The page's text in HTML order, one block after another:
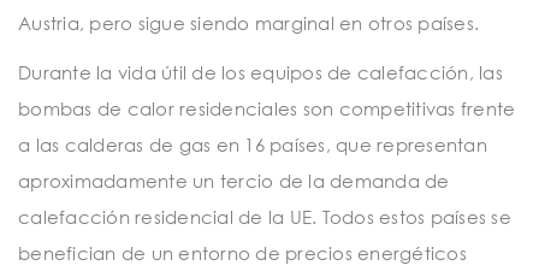
Austria, pero sigue siendo marginal en otros países.
Durante la vida útil de los equipos de calefacción, las
bombas de calor residenciales son competitivas frente
a las calderas de gas en 16 países, que representan
aproximadamente un tercio de la demanda de
calefacción residencial de la UE. Todos estos países se
benefician de un entorno de precios energéticos